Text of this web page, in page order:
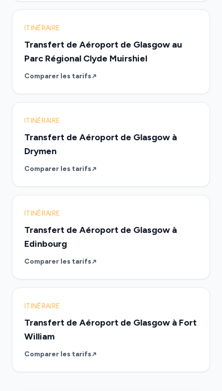
ITINÉRAIRE
Transfert de Aéroport de Glasgow au
Parc Régional Clyde Muirshiel
Comparer les tarifs
ITINÉRAIRE
Transfert de Aéroport de Glasgow à
Drymen
Comparer les tarifs
ITINÉRAIRE
Transfert de Aéroport de Glasgow à
Edinbourg
Comparer les tarifs
ITINÉRAIRE
Transfert de Aéroport de Glasgow à Fort
William
Comparer les tarifs